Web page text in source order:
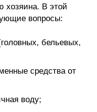
хозяина. В этой
вопросы:
бельевых,
средства от
воду;